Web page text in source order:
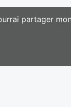
partager